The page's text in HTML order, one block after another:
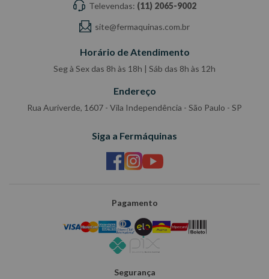
Televendas: (11) 2065-9002
site@fermaquinas.com.br
Horário de Atendimento
Seg à Sex das 8h às 18h | Sáb das 8h às 12h
Endereço
Rua Auriverde, 1607 - Vila Independência - São Paulo - SP
Siga a Fermáquinas
Pagamento
Segurança